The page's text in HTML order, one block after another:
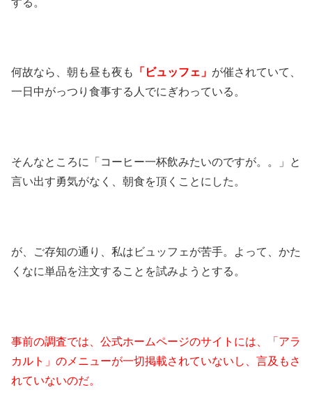
何故なら、朝も昼も夜も 「ビュッフェ」 が催されていて、
一日中がっつり食事する人でにぎわっている。
そんなところに「コーヒー一杯飲みたいのですが。。」と
言い出す勇気がなく、朝食を頂くことにした。
が、ご存知の通り、私はビュッフェが苦手。よって、かた
くなに単品を注文することを試みようとする。
事前の調査では、公式ホームページのサイトには、「アラ
カルト」のメニューが一切掲載されていないし、言及もさ
れていないのだ。